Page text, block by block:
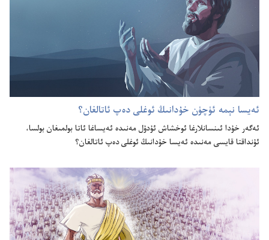
ئە‌يسا نېمە ئۈچۈن خۇ‌دانىڭ ئوغلى دە‌پ ئاتالغان؟‏
ئە‌گە‌ر خۇ‌دا ئىنسانلارغا ئوخشاش ئۇ‌دۇ‌ل مە‌نىدە ئە‌يساغا ئاتا بولمىغان بولسا،‏
ئۇ‌نداقتا قايسى مە‌نىدە ئە‌يسا خۇ‌دانىڭ ئوغلى دە‌پ ئاتالغان؟‏